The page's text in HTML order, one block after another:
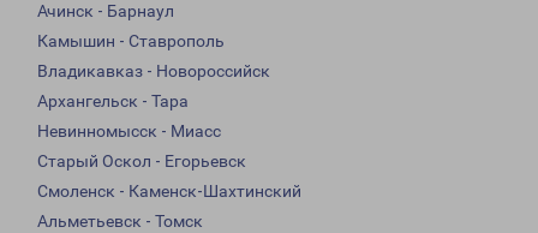
Ачинск - Барнаул
Камышин - Ставрополь
Владикавказ - Новороссийск
Архангельск - Тара
Невинномысск - Миасс
Старый Оскол - Егорьевск
Смоленск - Каменск-Шахтинский
Альметьевск - Томск